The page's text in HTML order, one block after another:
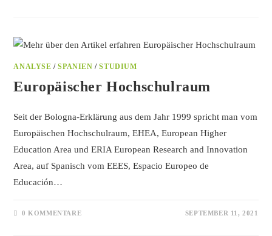
ANALYSE /SPANIEN /STUDIUM
Europäischer Hochschulraum
Seit der Bologna-Erklärung aus dem Jahr 1999 spricht man vom
Europäischen Hochschulraum, EHEA, European Higher
Education Area und ERIA European Research and Innovation
Area, auf Spanisch vom EEES, Espacio Europeo de
Educación…
0 KOMMENTARE SEPTEMBER 11, 2021